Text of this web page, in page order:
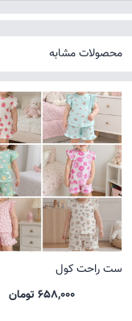
محصولات مشابه
ست راحت کول
658,000 تومان